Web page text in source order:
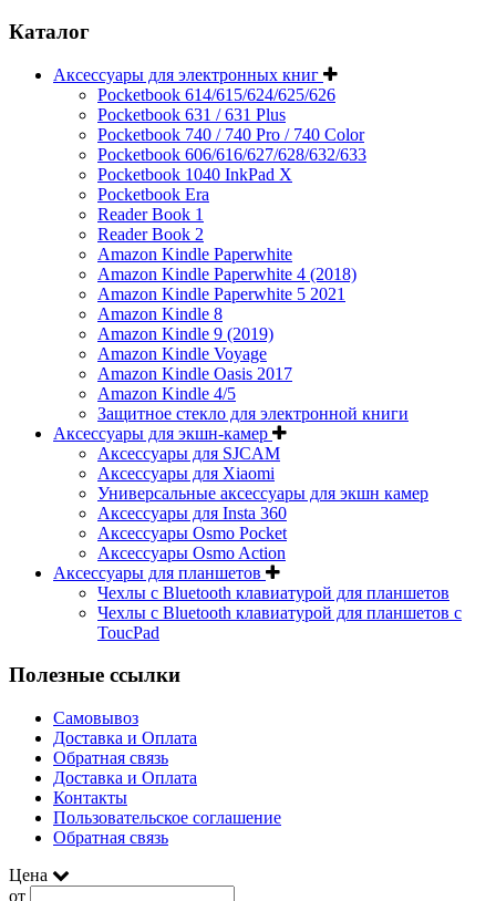
Каталог
Аксессуары для электронных книг
Pocketbook 614/615/624/625/626
Pocketbook 631 / 631 Plus
Pocketbook 740 / 740 Pro / 740 Color
Pocketbook 606/616/627/628/632/633
Pocketbook 1040 InkPad X
Pocketbook Era
Reader Book 1
Reader Book 2
Amazon Kindle Paperwhite
Amazon Kindle Paperwhite 4 (2018)
Amazon Kindle Paperwhite 5 2021
Amazon Kindle 8
Amazon Kindle 9 (2019)
Amazon Kindle Voyage
Amazon Kindle Oasis 2017
Amazon Kindle 4/5
Защитное стекло для электронной книги
Аксессуары для экшн-камер
Аксессуары для SJCAM
Аксессуары для Xiaomi
Универсальные аксессуары для экшн камер
Аксессуары для Insta 360
Аксессуары Osmo Pocket
Аксессуары Osmo Action
Аксессуары для планшетов
Чехлы с Bluetooth клавиатурой для планшетов
Чехлы с Bluetooth клавиатурой для планшетов с
ToucPad
Полезные ссылки
Самовывоз
Доставка и Оплата
Обратная связь
Доставка и Оплата
Контакты
Пользовательское соглашение
Обратная связь
Цена
от